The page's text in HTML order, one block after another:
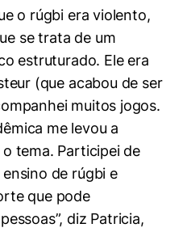
o rúgbi era violento,
se trata de um
estruturado. Ele era
(que acabou de ser
muitos jogos.
me levou a
tema. Participei de
de rúgbi e
que pode
diz Patricia,